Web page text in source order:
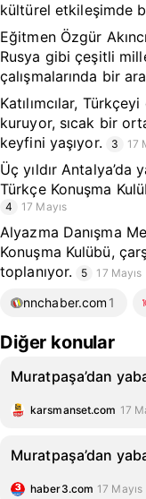
kültürel etkileşimde
Eğitmen Özgür
Rusya gibi çeşitli
çalışmalarında bir
Katılımcılar,
kuruyor, sıcak bir
keyfini yaşıyor.
3 17
Üç yıldır Antalya’da
Türkçe Konuşma
4 17 Mayıs
Alyazma Danışma
Konuşma Kulübü,
toplanıyor.
5 17 Mayıs
nnchaber.com 1
Diğer konular
Muratpaşa’dan
karsmanset.com 17
Muratpaşa’dan
haber3.com 17 Mayıs